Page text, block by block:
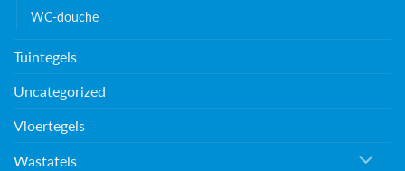
WC-douche
Tuintegels
Uncategorized
Vloertegels
Wastafels